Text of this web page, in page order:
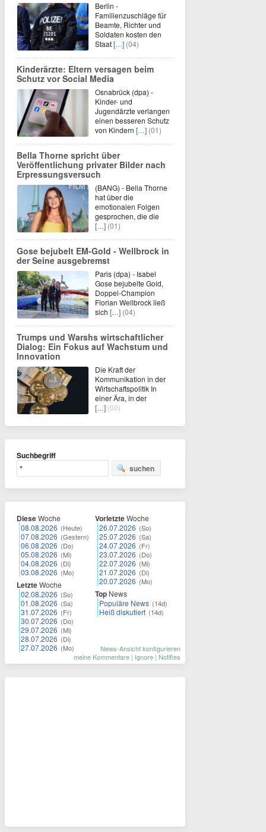
Berlin -
Familienzuschläge für
Beamte, Richter und
Soldaten kosten den
Staat[…] (04)
Kinderärzte: Eltern versagen beim
Schutz vor Social Media
Osnabrück (dpa) -
Kinder- und
Jugendärzte verlangen
einen besseren Schutz
von Kindern […] (01)
Bella Thorne spricht über
Veröffentlichung privater Bilder nach
Erpressungsversuch
(BANG) - Bella Thorne
hat über die
emotionalen Folgen
gesprochen, die die
[…] (01)
Gose bejubelt EM-Gold - Wellbrock in
der Seine ausgebremst
Paris (dpa) - Isabel
Gose bejubelte Gold,
Doppel-Champion
Florian Wellbrock ließ
sich […] (04)
Trumps und Warshs wirtschaftlicher
Dialog: Ein Fokus auf Wachstum und
Innovation
Die Kraft der
Kommunikation in der
Wirtschaftspolitik In
einer Ära, in der
[…] (00)
Suchbegriff
suchen
DieseWoche
08.08.2026 (Heute)
07.08.2026 (Gestern)
06.08.2026 (Do)
05.08.2026 (Mi)
04.08.2026 (Di)
03.08.2026 (Mo)
LetzteWoche
02.08.2026 (So)
01.08.2026 (Sa)
31.07.2026 (Fr)
30.07.2026 (Do)
29.07.2026 (Mi)
28.07.2026 (Di)
27.07.2026 (Mo)
VorletzteWoche
26.07.2026 (So)
25.07.2026 (Sa)
24.07.2026 (Fr)
23.07.2026 (Do)
22.07.2026 (Mi)
21.07.2026 (Di)
20.07.2026 (Mo)
Top News
Populäre News (14d)
Heiß diskutiert (14d)
News-Ansicht konfigurieren
meine Kommentare | Ignore | Notifies